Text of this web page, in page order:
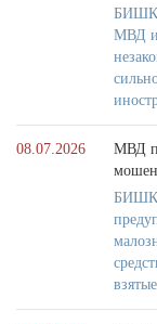
МВД и
08.07.2026
МВД